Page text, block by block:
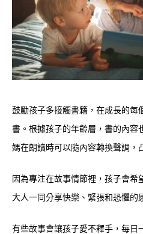
鼓勵孩子多接觸書籍，在成長的每
書。根據孩子的年齡層，書的內容
媽在朗讀時可以隨內容轉換聲調，
因為專注在故事情節裡，孩子會希
大人一同分享快樂 、 緊張和恐懼的
有些故事會讓孩子愛不釋手，每日